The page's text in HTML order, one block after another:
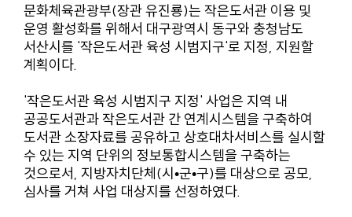
문화체육관광부(장관 유진룡)는 작은도서관 이용 및
운영 활성화를 위해서 대구광역시 동구와 충청남도
서산시를 '작은도서관 육성 시범지구'로 지정, 지원할
계획이다.
'작은도서관 육성 시범지구 지정' 사업은 지역 내
공공도서관과 작은도서관 간 연계시스템을 구축하여
도서관 소장자료를 공유하고 상호대차서비스를 실시할
수 있는 지역 단위의 정보통합시스템을 구축하는
것으로서, 지방자치단체(시•군•구)를 대상으로 공모,
심사를 거쳐 사업 대상지를 선정하였다.